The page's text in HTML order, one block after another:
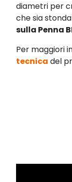
diametri per
che sia
sulla Penna
Per maggiori
tecnica del